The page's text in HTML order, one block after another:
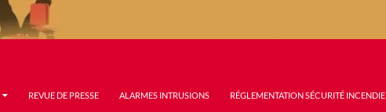
REVUE DE PRESSE ALARMES INTRUSIONS RÉGLEMENTATION SÉCURITÉ INCENDIE